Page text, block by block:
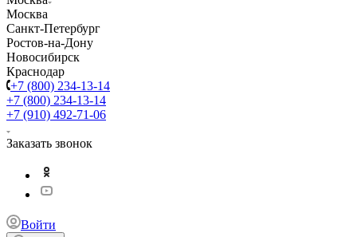
Москва
Санкт-Петербург
Ростов-на-Дону
Новосибирск
Краснодар
+7 (800) 234-13-14
+7 (800) 234-13-14
+7 (910) 492-71-06
Заказать звонок
Войти